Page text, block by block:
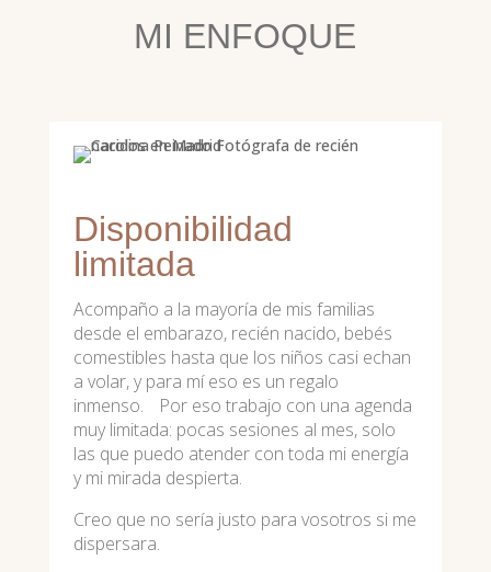
MI ENFOQUE
Disponibilidad
limitada
Acompaño a la mayoría de mis familias
desde el embarazo, recién nacido, bebés
comestibles hasta que los niños casi echan
a volar, y para mí eso es un regalo
inmenso. Por eso trabajo con una agenda
muy limitada: pocas sesiones al mes, solo
las que puedo atender con toda mi energía
y mi mirada despierta.
Creo que no sería justo para vosotros si me
dispersara.